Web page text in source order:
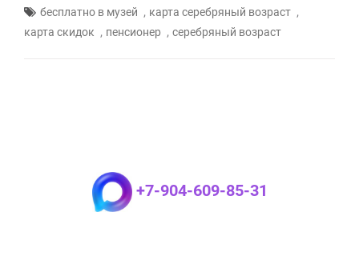
бесплатно в музей , карта серебряный возраст ,
карта скидок , пенсионер , серебряный возраст
+7-904-609-85-31